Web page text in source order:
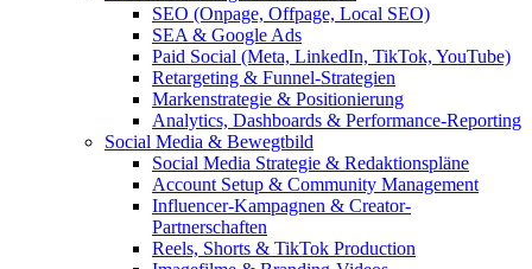
SEO (Onpage, Offpage, Local SEO)
SEA & Google Ads
Paid Social (Meta, LinkedIn, TikTok, YouTube)
Retargeting & Funnel-Strategien
Markenstrategie & Positionierung
Analytics, Dashboards & Performance-Reporting
Social Media & Bewegtbild
Social Media Strategie & Redaktionspläne
Account Setup & Community Management
Influencer-Kampagnen & Creator-
Partnerschaften
Reels, Shorts & TikTok Production